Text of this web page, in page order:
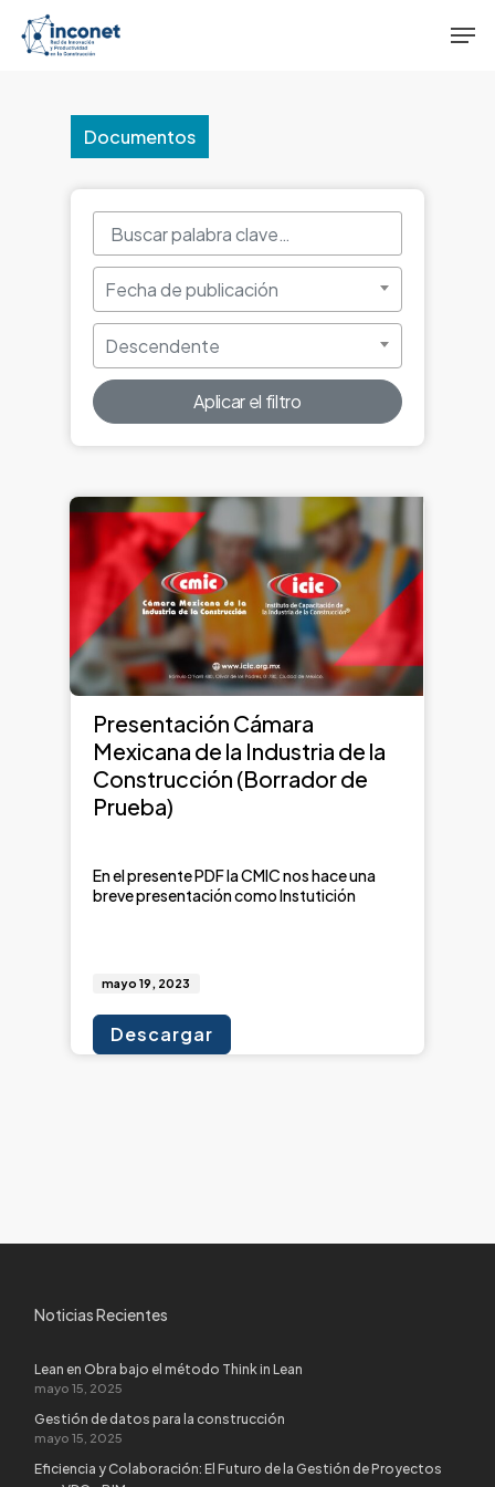
main
Documentos
Fecha de publicación
Descendente
Aplicar el filtro
Presentación Cámara
Mexicana de la Industria de la
Construcción (Borrador de
Prueba)
En el presente PDF la CMIC nos hace una
breve presentación como Instutición
mayo 19, 2023
Descargar
Noticias Recientes
Lean en Obra bajo el método Think in Lean
mayo 15, 2025
Gestión de datos para la construcción
mayo 15, 2025
Eficiencia y Colaboración: El Futuro de la Gestión de Proyectos